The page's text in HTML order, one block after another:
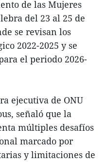
de las Mujeres
del 23 al 25 de
se revisan los
2022-2025 y se
el periodo 2026-
ejecutiva de ONU
señaló que la
múltiples desafíos
marcado por
y limitaciones de